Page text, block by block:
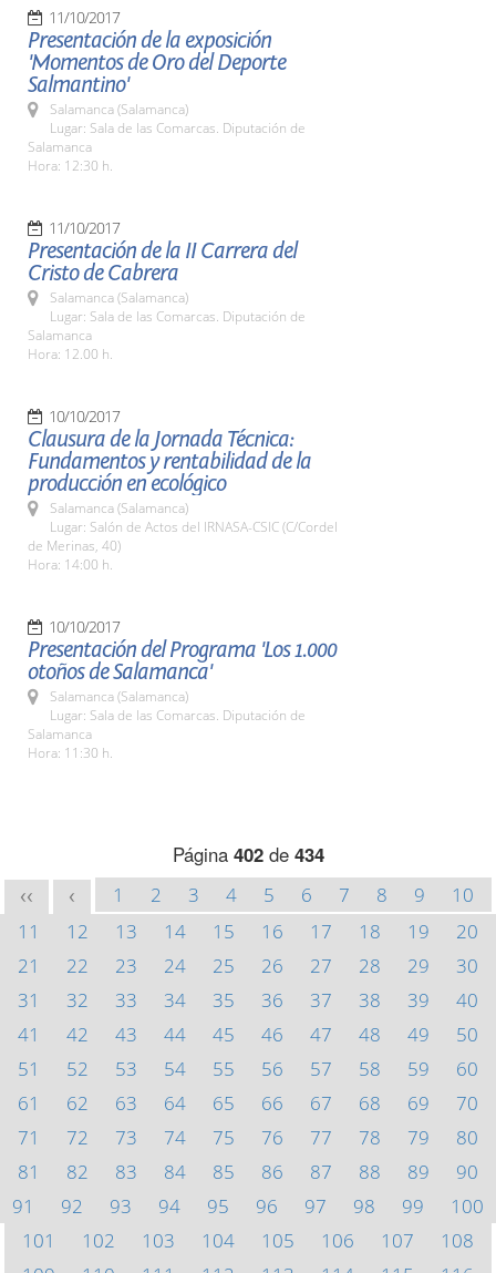
11/10/2017
Presentación de la exposición
'Momentos de Oro del Deporte
Salmantino'
Salamanca (Salamanca)
Lugar: Sala de las Comarcas. Diputación de
Salamanca
Hora: 12:30 h.
11/10/2017
Presentación de la II Carrera del
Cristo de Cabrera
Salamanca (Salamanca)
Lugar: Sala de las Comarcas. Diputación de
Salamanca
Hora: 12.00 h.
10/10/2017
Clausura de la Jornada Técnica:
Fundamentos y rentabilidad de la
producción en ecológico
Salamanca (Salamanca)
Lugar: Salón de Actos del IRNASA-CSIC (C/Cordel
de Merinas, 40)
Hora: 14:00 h.
10/10/2017
Presentación del Programa 'Los 1.000
otoños de Salamanca'
Salamanca (Salamanca)
Lugar: Sala de las Comarcas. Diputación de
Salamanca
Hora: 11:30 h.
Página 402de 434
<< < 1 2 3 4 5 6 7 8 9
10
11
12 13 14 15 16 17 18 19
20
21
22 23 24 25 26 27 28 29
30
31
32 33 34 35 36 37 38 39
40
41
42 43 44 45 46 47 48 49
50
51
52 53 54 55 56 57 58 59
60
61
62 63 64 65 66 67 68 69
70
71
72 73 74 75 76 77 78 79
80
81
82 83 84 85 86 87 88 89
90
91
92 93 94 95 96 97 98 99
100
101
102 103 104 105 106 107
108